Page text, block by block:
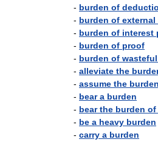
- burden of
- burden of external
- burden of interest
- burden of proof
- burden of wasteful
- alleviate the
- assume the
- bear a burden
- bear the burden of
- be a heavy burden
- carry a burden